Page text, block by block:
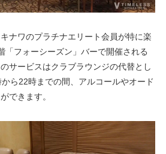
ナワのプラチナエリート会員が特に楽
「フォーシーズン」バーで開催される
サービスはクラブラウンジの代替とし
ら22時までの間、アルコールやオード
できます。